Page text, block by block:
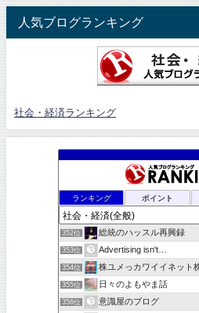
人気ブログランキング
社会・経済ランキング
ランキング ポイント
352位 総統のハッスル再興録
353位 Advertising isn't…
354位 株ユメっカワイイネット
355位 日々のよもやま話
356位 意識屋のブログ